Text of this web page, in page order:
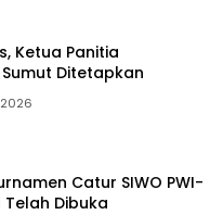
Ketua Panitia
Ditetapkan
Catur SIWO PWI-
Telah Dibuka